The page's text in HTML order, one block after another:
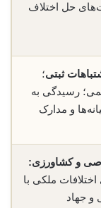
حل اختلاف
ثبتی؛
رسیدگی به
و مدارک
و کشاورزی:
ملکی با
و جهاد